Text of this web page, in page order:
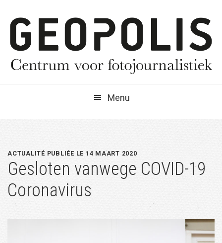
naar
hoofdnavigatie
naar
hoofd
inhoud
naar
eerste
sidebar
Menu
ACTUALITÉ PUBLIÉE LE 14 MAART 2020
Gesloten vanwege COVID-19
Coronavirus